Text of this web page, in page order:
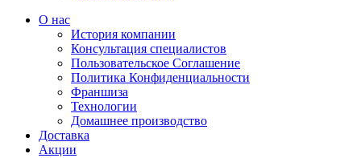
О нас
История компании
Консультация специалистов
Пользовательское Соглашение
Политика Конфиденциальности
Франшиза
Технологии
Домашнее производство
Доставка
Акции